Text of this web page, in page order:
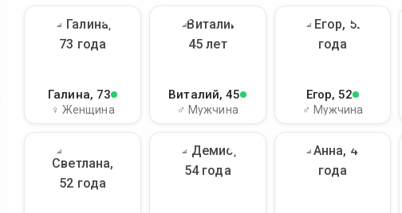
Галина, 73
♀ Женщина
Виталий, 45
♂ Мужчина
Егор, 52
♂ Мужчина